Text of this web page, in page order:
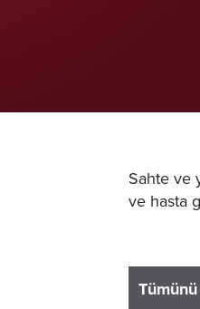
Sahte ve
ve hasta